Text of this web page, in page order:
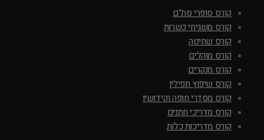
קורס סופרי סת"ם
קורס משגיחי כשרות
קורס שחיטה
קורס מוהלים
קורס מנקרים
קורס שיפוץ תפילין
קורס מסדרי חופה וקידושין
קורס מדריכי חתנים
קורס מדריכות כלות